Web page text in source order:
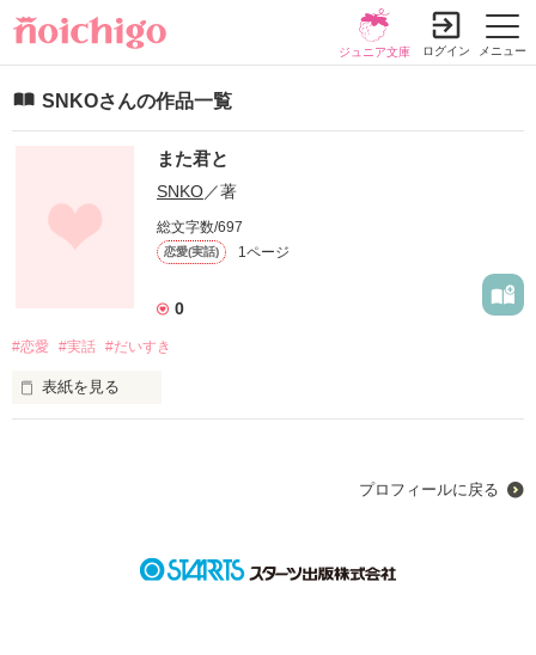
メニュー
ジュニア文庫 ログイン
SNKOさんの作品一覧
また君と
SNKO／著
総文字数/697
恋愛(実話) 1ページ
0
#恋愛 #実話 #だいすき
表紙を見る
プロフィールに戻る